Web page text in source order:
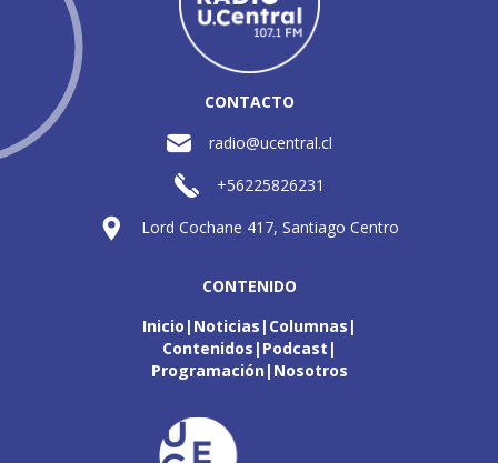
CONTACTO
radio@ucentral.cl
+56225826231
Lord Cochane 417, Santiago Centro
CONTENIDO
Inicio Noticias Columnas
Contenidos Podcast
Programación Nosotros